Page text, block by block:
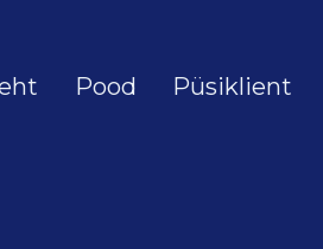
Pood Püsiklient